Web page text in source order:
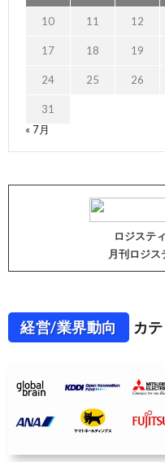
10 11 12
17 18 19
24 25 26
31
« 7月
ロジステ
月刊ロジス
経営/業界動向 カ